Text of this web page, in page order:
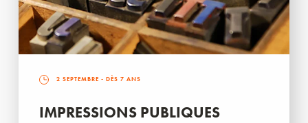
2 SEPTEMBRE - DÈS 7 ANS
IMPRESSIONS PUBLIQUES